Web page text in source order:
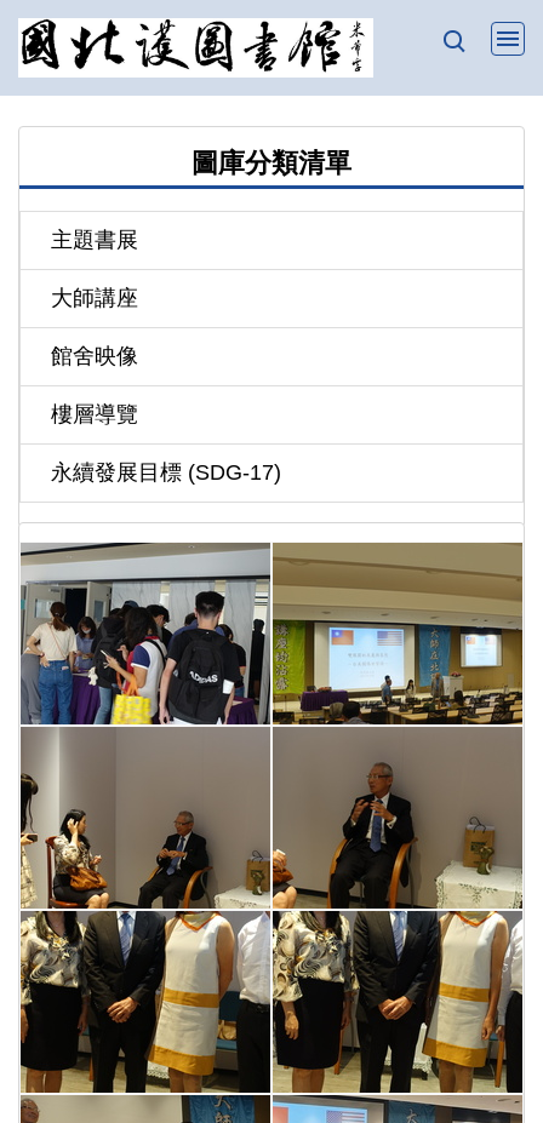
跳
到
容
區
圖庫分類清單
主題書展
大師講座
館舍映像
樓層導覽
永續發展目標 (SDG-17)